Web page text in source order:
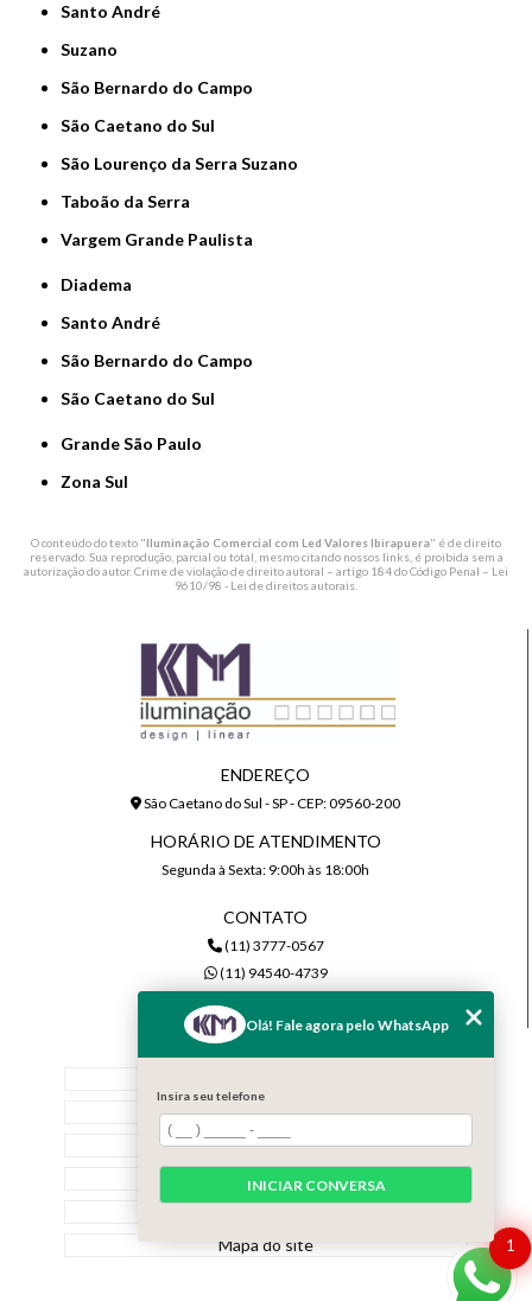
Santo André
Suzano
São Bernardo do Campo
São Caetano do Sul
São Lourenço da Serra Suzano
Taboão da Serra
Vargem Grande Paulista
Diadema
Santo André
São Bernardo do Campo
São Caetano do Sul
Grande São Paulo
Zona Sul
O conteúdo do texto "Iluminação Comercial com Led Valores Ibirapuera" é de direito
reservado. Sua reprodução, parcial ou total, mesmo citando nossos links, é proibida sem a
autorização do autor. Crime de violação de direito autoral – artigo 184 do Código Penal – Lei
9610/98 - Lei de direitos autorais
ENDEREÇO
São Caetano do Sul - SP - CEP: 09560-200
HORÁRIO DE ATENDIMENTO
Segunda à Sexta: 9:00h às 18:00h
CONTATO
(11) 3777-0567
(11) 94540-4739
Quem Somos
Serviços
Contato
Mapa do site
1
Olá! Fale agora pelo WhatsApp
Insira seu telefone
INICIAR CONVERSA